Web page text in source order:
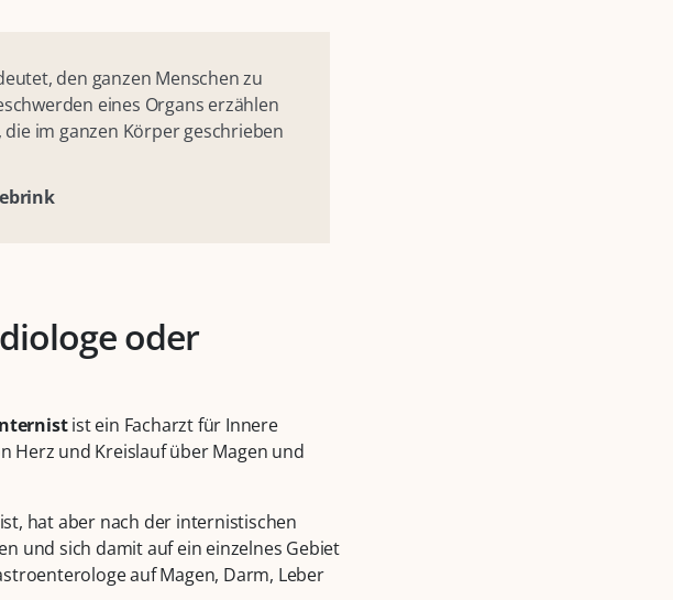
den ganzen Menschen zu
eines Organs erzählen
die im ganzen Körper geschrieben
oder
ist ein Facharzt für Innere
Herz und Kreislauf über Magen und
hat aber nach der internistischen
und sich damit auf ein einzelnes Gebiet
auf Magen, Darm, Leber